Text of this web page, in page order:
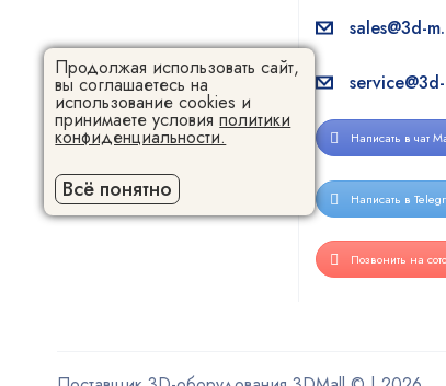
sales@3d-
Написать в чат
Написать в
Позвонить на
Продолжая использовать сайт,
вы соглашаетесь на
использование cookies и
принимаете условияполитики
конфиденциальности.
Всё понятно